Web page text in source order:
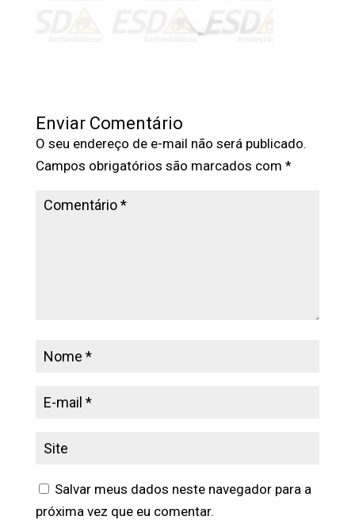
Enviar Comentário
O seu endereço de e-mail não será publicado.
Campos obrigatórios são marcados com *
Salvar meus dados neste navegador para a
próxima vez que eu comentar.